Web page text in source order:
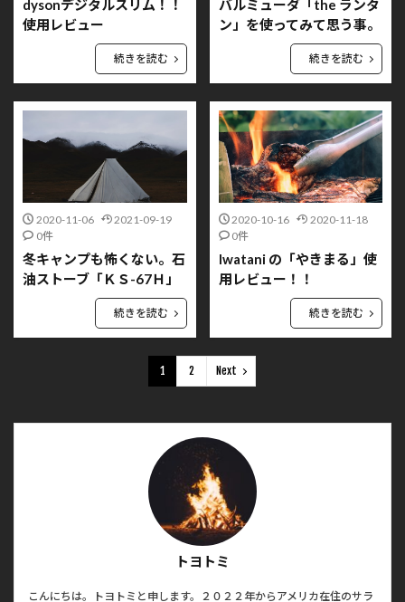
dysonデジタルスリム！！
使用レビュー
続きを読む
バルミューダ「the ランタ
ン」を使ってみて思う事。
続きを読む
2020-11-06
2021-09-19
0件
冬キャンプも怖くない。石
油ストーブ「ＫＳ-67Ｈ」
続きを読む
2020-10-16
2020-11-18
0件
Iwatani の「やきまる」使
用レビュー！！
続きを読む
1 2 Next
トヨトミ
こんにちは。トヨトミと申します。２０２２年からアメリカ在住のサラ